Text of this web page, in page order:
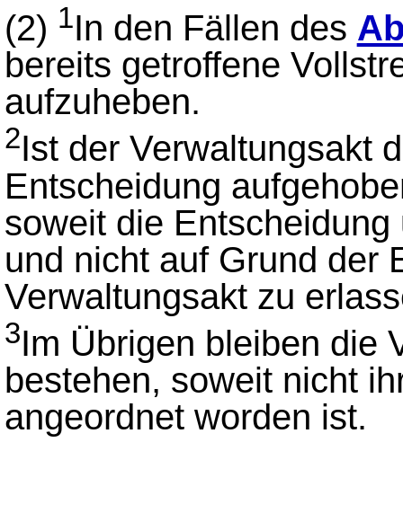
(2) 1In den Fällen des
bereits getroffene
aufzuheben.
2Ist der Verwaltungsakt
Entscheidung
soweit die
und nicht auf Grund der
Verwaltungsakt zu
3Im Übrigen bleiben die
bestehen, soweit nicht
angeordnet worden ist.